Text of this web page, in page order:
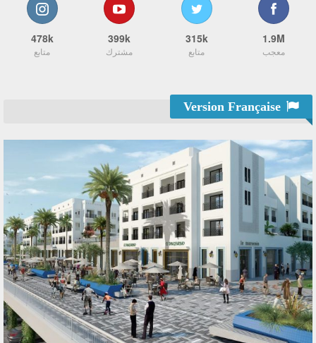
1.9M
معجب
315k
متابع
399k
مشترك
478k
متابع